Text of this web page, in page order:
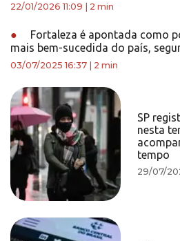
22/01/2026 11:09 2 min
●
Fortaleza é apontada como
mais bem-sucedida do país,
03/07/2025 16:37 2 min
SP
nesta
tempo
29/07/